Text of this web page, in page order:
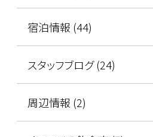
宿泊情報 (44)
スタッフブログ (24)
周辺情報 (2)